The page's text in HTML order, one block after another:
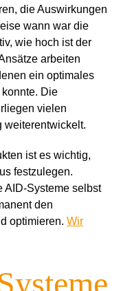
die Auswirkungen
wann war die
wie hoch ist der
arbeiten
ein optimales
Die
vielen
weiterentwickelt.
ist es wichtig,
festzulegen.
AID-Systeme selbst
den
optimieren. Wir